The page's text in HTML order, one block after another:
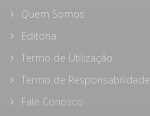
Quem Somos
Editoria
Termo de Utilização
Termo de Responsabilidade
Fale Conosco